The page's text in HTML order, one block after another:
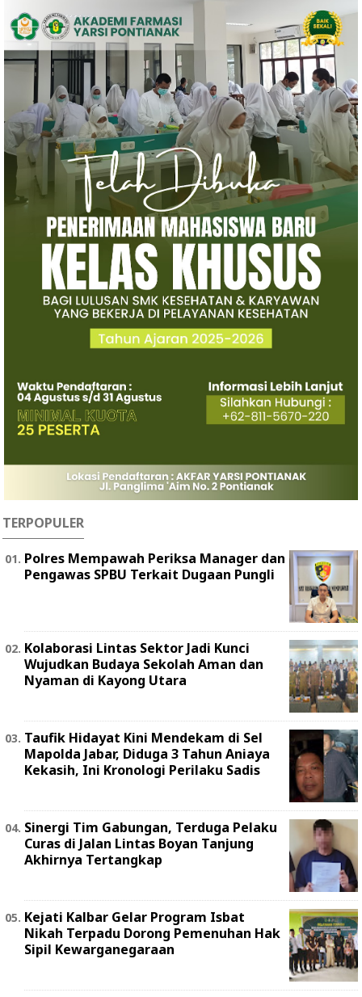
TERPOPULER
Polres Mempawah Periksa Manager dan
Pengawas SPBU Terkait Dugaan Pungli
Kolaborasi Lintas Sektor Jadi Kunci
Wujudkan Budaya Sekolah Aman dan
Nyaman di Kayong Utara
Taufik Hidayat Kini Mendekam di Sel
Mapolda Jabar, Diduga 3 Tahun Aniaya
Kekasih, Ini Kronologi Perilaku Sadis
Sinergi Tim Gabungan, Terduga Pelaku
Curas di Jalan Lintas Boyan Tanjung
Akhirnya Tertangkap
Kejati Kalbar Gelar Program Isbat
Nikah Terpadu Dorong Pemenuhan Hak
Sipil Kewarganegaraan